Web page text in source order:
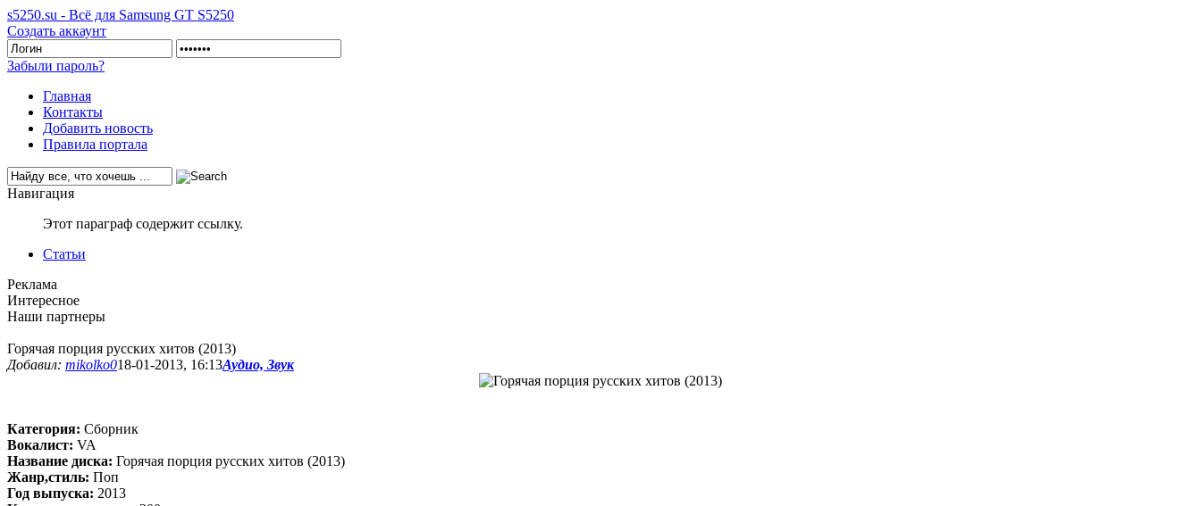
s5250.su - Всё для Samsung GT S5250
Создать аккаунт
Забыли пароль?
Главная
Контакты
Добавить новость
Правила портала
Навигация
Этот параграф содержит ссылку.
Статьи
Реклама
Интересное
Наши партнеры
Горячая порция русских хитов (2013)
Добавил: mikolko018-01-2013, 16:13Аудио, Звук
Категория: Сборник
Вокалист: VA
Название диска: Горячая порция русских хитов (2013)
Жанр,стиль: Поп
Год выпуска: 2013